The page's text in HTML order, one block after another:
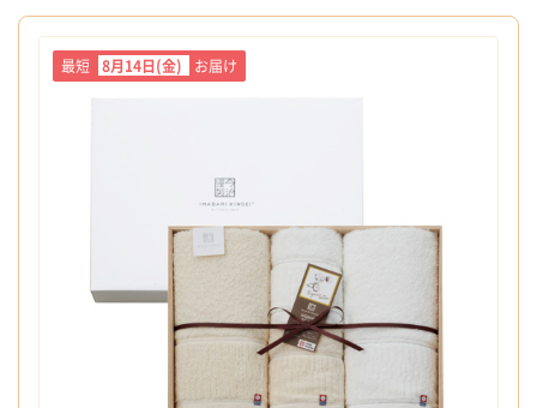
最短 8月14日(金) お届け